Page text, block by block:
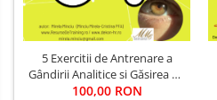
5 Exercitii de Antrenare a
Gândirii Analitice si Găsirea de
Solutii
100,00 RON